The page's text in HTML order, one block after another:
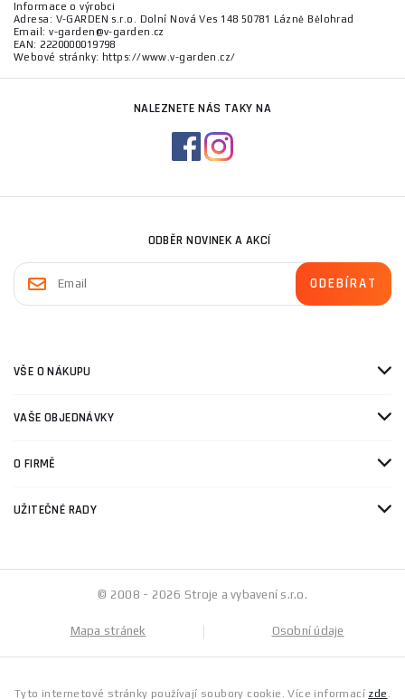
Informace o výrobci
Adresa: V-GARDEN s.r.o. Dolní Nová Ves 148 50781 Lázně Bělohrad
Email: v-garden@v-garden.cz
EAN: 2220000019798
Webové stránky: https://www.v-garden.cz/
NALEZNETE NÁS TAKY NA
ODBĚR NOVINEK A AKCÍ
VŠE O NÁKUPU
VAŠE OBJEDNÁVKY
O FIRMĚ
UŽITEČNÉ RADY
© 2008 - 2026 Stroje a vybavení s.r.o.
Mapa stránek Osobní údaje
Tyto internetové stránky používají soubory cookie. Více informací zde .